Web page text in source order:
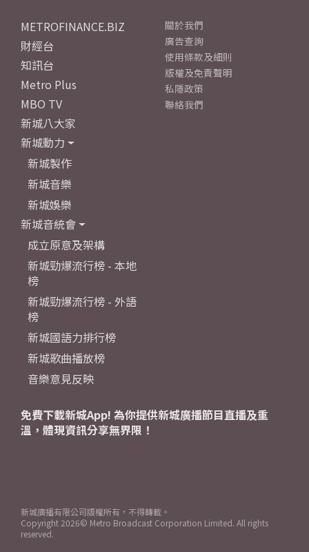
METROFINANCE.BIZ
財經台
知訊台
Metro Plus
MBO TV
新城八大家
新城動力
新城製作
新城音樂
新城娛樂
新城音統會
成立原意及架構
新城勁爆流行榜 - 本地
榜
新城勁爆流行榜 - 外語
榜
新城國語力排行榜
新城歌曲播放榜
音樂意見反映
關於我們
廣告查詢
使用條款及細則
版權及免責聲明
私隱政策
聯絡我們
免費下載新城App! 為你提供新城廣播節目直播及重
溫，體現資訊分享無界限！
新城廣播有限公司版權所有，不得轉載。
Copyright 2026© Metro Broadcast Corporation Limited. All rights
reserved.